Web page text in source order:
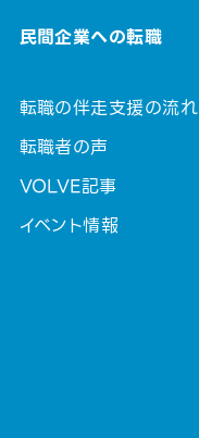
民間企業への転職
転職の伴走支援の流れ
転職者の声
VOLVE記事
イベント情報